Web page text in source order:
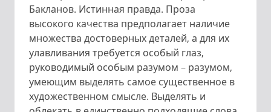
Бакланов. Истинная правда. Проза
высокого качества предполагает наличие
множества достоверных деталей, а для их
улавливания требуется особый глаз,
руководимый особым разумом – разумом,
умеющим выделять самое существенное в
художественном смысле. Выделять и